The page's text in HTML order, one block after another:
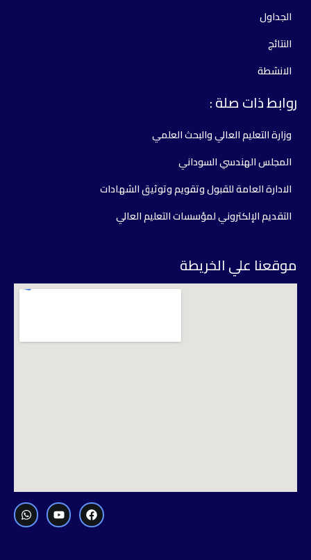
الجداول
النتائج
الانشطة
روابط ذات صلة :
وزارة التعليم العالي والبحث العلمي
المجلس الهندسي السوداني
الادارة العامة للقبول وتقويم وتوثيق الشهادات
التقديم الإلكتروني لمؤسسات التعليم العالي
موقعنا علي الخريطة